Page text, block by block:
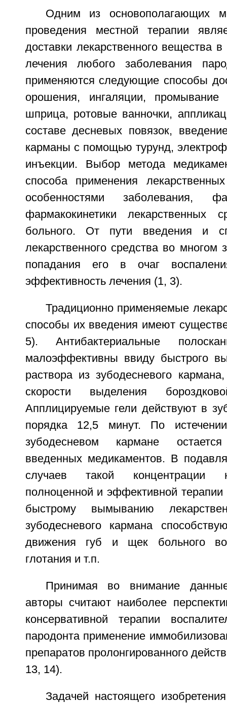
Одним из основополагающих
проведения местной терапии
доставки лекарственного вещества
лечения любого заболевания
применяются следующие способы
орошения, ингаляции,
шприца, ротовые ванночки,
составе десневых повязок,
карманы с помощью турунд,
инъекции. Выбор метода
способа применения
особенностями заболевания,
фармакокинетики лекарственных
больного. От пути введения и
лекарственного средства во многом
попадания его в очаг
эффективность лечения (1, 3).
Традиционно применяемые
способы их введения имеют
5). Антибактериальные
малоэффективны ввиду быстрого
раствора из зубодесневого
скорости выделения
Апплицируемые гели действуют в
порядка 12,5 минут. По
зубодесневом кармане
введенных медикаментов. В
случаев такой концентрации
полноценной и эффективной
быстрому вымыванию
зубодесневого кармана
движения губ и щек больного
глотания и т.п.
Принимая во внимание
авторы считают наиболее
консервативной терапии
пародонта применение
препаратов пролонгированного
13, 14).
Задачей настоящего